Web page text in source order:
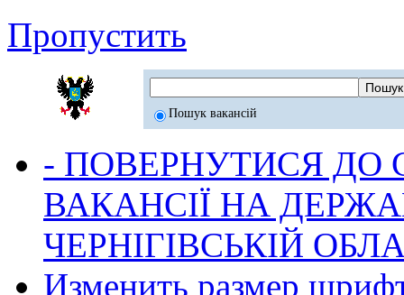
Пропустить
Пошук вакансій
- ПОВЕРНУТИСЯ ДО
ВАКАНСІЇ НА
ЧЕРНІГІВСЬКІЙ
Изменить размер